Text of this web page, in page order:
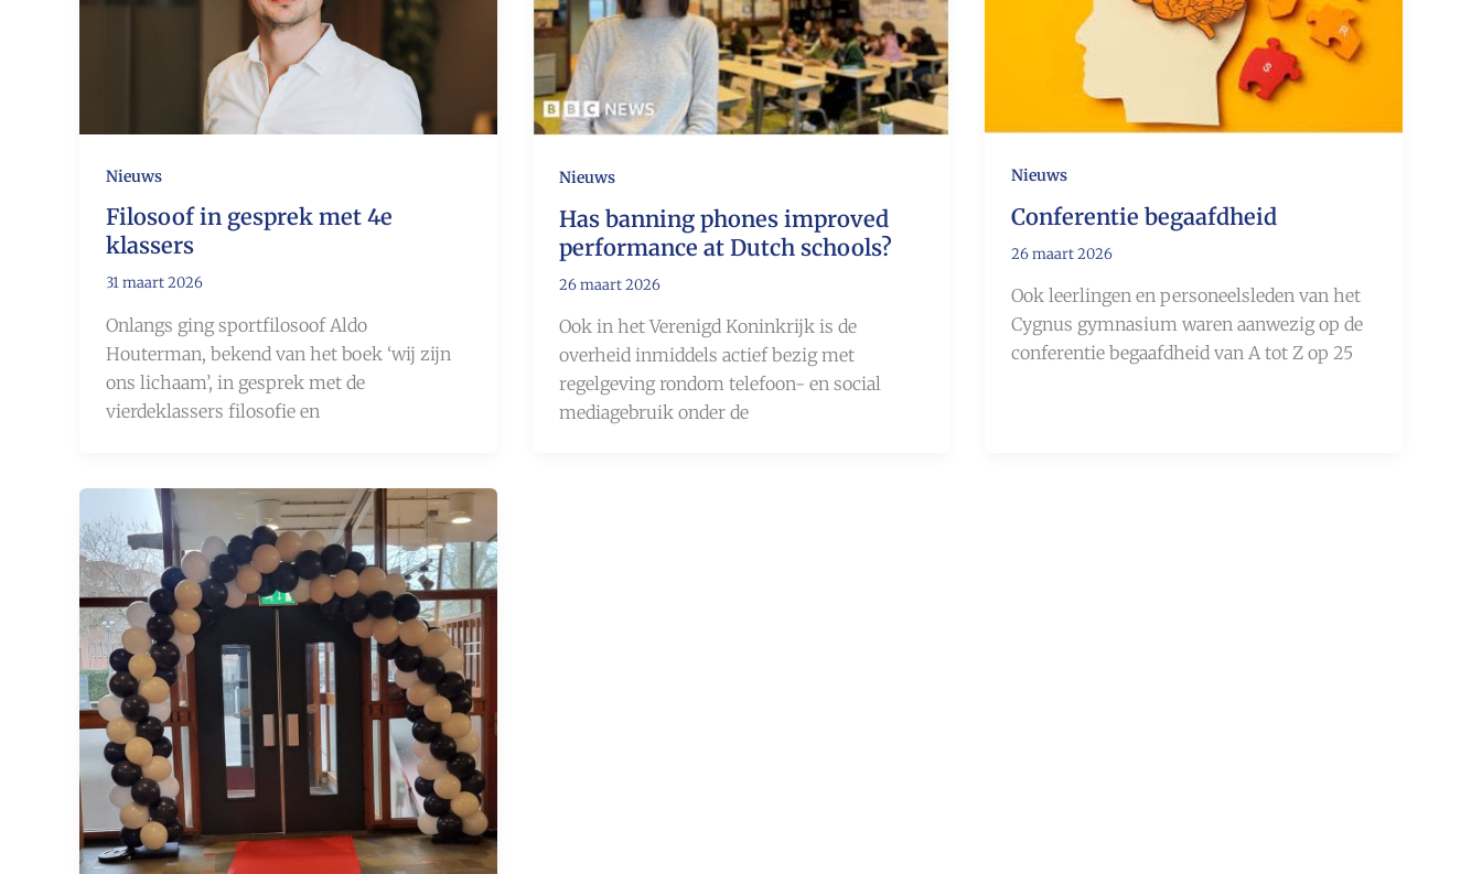
Nieuws
Filosoof in gesprek met 4e
klassers
31 maart 2026
Onlangs ging sportfilosoof Aldo
Houterman, bekend van het boek ‘wij zijn
ons lichaam’, in gesprek met de
vierdeklassers filosofie en
Nieuws
Has banning phones improved
performance at Dutch schools?
26 maart 2026
Ook in het Verenigd Koninkrijk is de
overheid inmiddels actief bezig met
regelgeving rondom telefoon- en social
mediagebruik onder de
Nieuws
Conferentie begaafdheid
26 maart 2026
Ook leerlingen en personeelsleden van het
Cygnus gymnasium waren aanwezig op de
conferentie begaafdheid van A tot Z op 25